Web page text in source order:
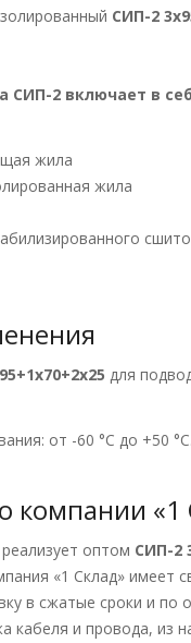
СИП-2
СИП-2 включает в
жила
жила
для
от -60 °С до +50 °С.
компании «1
оптом СИП-2
«1 Склад» имеет
в сжатые сроки и
кабеля и провода, из